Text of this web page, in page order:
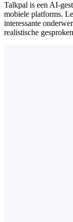
Talkpal is een AI-
mobiele platforms.
interessante
realistische